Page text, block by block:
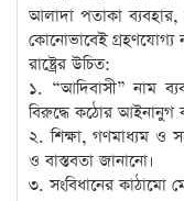
আলাদা পতাকা ব্যবহার,
কোনোভাবেই গ্রহণযোগ্য
রাষ্ট্রের উচিত:
১. “আদিবাসী” নাম
বিরুদ্ধে কঠোর আইনানুগ
২. শিক্ষা, গণমাধ্যম ও
ও বাস্তবতা জানানো।
৩. সংবিধানের কাঠামো